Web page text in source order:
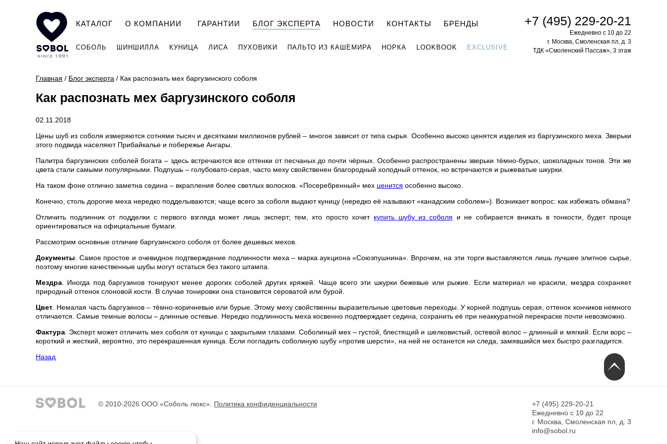
КАТАЛОГ О КОМПАНИИ ГАРАНТИИ БЛОГ ЭКСПЕРТА НОВОСТИ КОНТАКТЫ БРЕНДЫ
СОБОЛЬ ШИНШИЛЛА КУНИЦА ЛИСА ПУХОВИКИ ПАЛЬТО ИЗ КАШЕМИРА НОРКА LOOKBOOK EXCLUSIVE
+7 (495) 229-20-21
Ежедневно с 10 до 22
г. Москва, Смоленская пл, д. 3
ТДК «Смоленский Пассаж», 3 этаж
Главная / Блог эксперта / Как распознать мех баргузинского соболя
Как распознать мех баргузинского соболя
02.11.2018
Цены шуб из соболя измеряются сотнями тысяч и десятками миллионов рублей – многое зависит от типа сырья. Особенно высоко ценятся изделия из баргузинского меха. Зверьки
этого подвида населяют Прибайкалье и побережье Ангары.
Палитра баргузинских соболей богата – здесь встречаются все оттенки от песчаных до почти чёрных. Особенно распространены зверьки тёмно-бурых, шоколадных тонов. Эти же
цвета стали самыми популярными. Подпушь – голубовато-серая, часто меху свойственен благородный холодный оттенок, но встречаются и рыжеватые шкурки.
На таком фоне отлично заметна седина – вкрапления более светлых волосков. «Посеребренный» мех ценится особенно высоко.
Конечно, столь дорогие меха нередко подделываются; чаще всего за соболя выдают куницу (нередко её называют «канадским соболем»). Возникает вопрос: как избежать обмана?
Отличить подлинник от подделки с первого взгляда может лишь эксперт; тем, кто просто хочет купить шубу из соболя и не собирается вникать в тонкости, будет проще
ориентироваться на официальные бумаги.
Рассмотрим основные отличие баргузинского соболя от более дешевых мехов.
Документы . Самое простое и очевидное подтверждение подлинности меха – марка аукциона «Союзпушнина». Впрочем, на эти торги выставляются лишь лучшее элитное сырье,
поэтому многие качественные шубы могут остаться без такого штампа.
Мездра . Иногда под баргузинов тонируют менее дорогих соболей других кряжей. Чаще всего эти шкурки бежевые или рыжие. Если материал не красили, мездра сохраняет
природный оттенок слоновой кости. В случае тонировки она становится сероватой или бурой.
Цвет . Немалая часть баргузинов – тёмно-коричневые или бурые. Этому меху свойственны выразительные цветовые переходы. У корней подпушь серая, оттенок кончиков немного
отличается. Самые темные волосы – длинные остевые. Нередко подлинность меха косвенно подтверждает седина, сохранить её при неаккуратной перекраске почти невозможно.
Фактура . Эксперт может отличить мех соболя от куницы с закрытыми глазами. Соболиный мех – густой, блестящий и шелковистый, остевой волос – длинный и мягкий. Если ворс –
короткий и жесткий, вероятно, это перекрашенная куница. Если погладить соболиную шубу «против шерсти», на ней не останется ни следа, замявшийся мех быстро разгладится.
Назад
© 2010-2026 ООО «Соболь люкс» Политика конфиденциальности
+7 (495) 229-20-21
Ежедневно с 10 до 22
г. Москва, Смоленская пл, д. 3
info@sobol.ru